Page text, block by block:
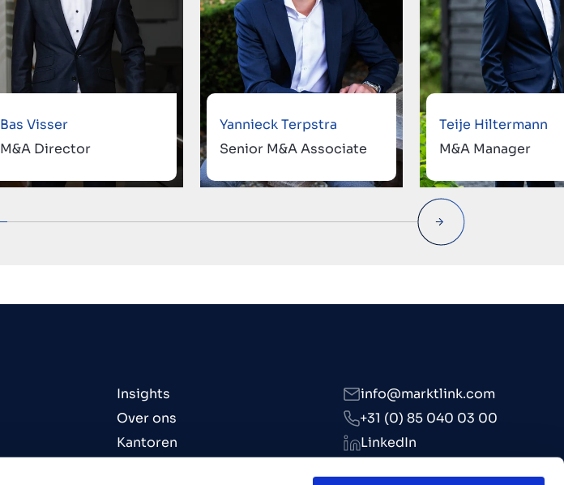
Bas Visser
M&A Director
Yannieck Terpstra
Senior M&A Associate
Teije Hiltermann
M&A Manager
Insights
Over ons
Kantoren
info@marktlink.com
+31 (0) 85 040 03 00
LinkedIn